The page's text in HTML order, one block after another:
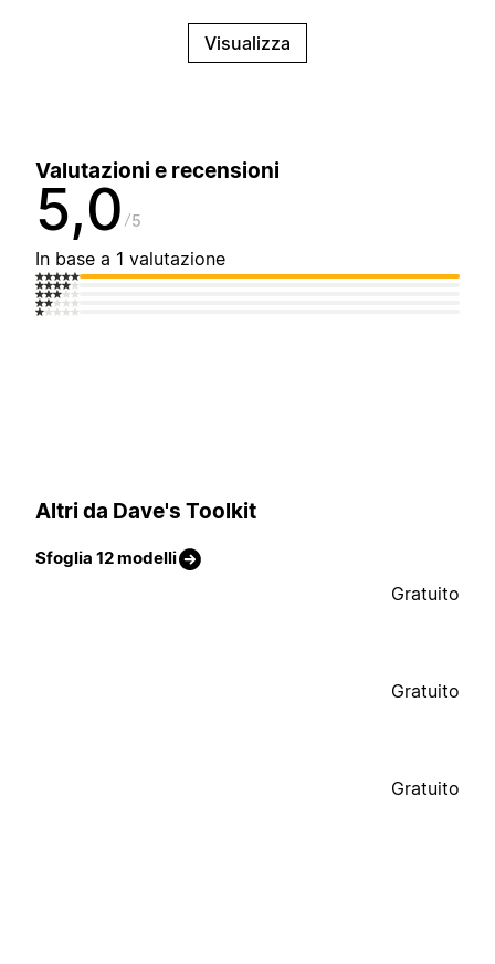
Visualizza
Valutazioni e recensioni
5,0 5
In base a 1 valutazione
Altri da Dave's Toolkit
Sfoglia 12 modelli
Gratuito
Gratuito
Gratuito